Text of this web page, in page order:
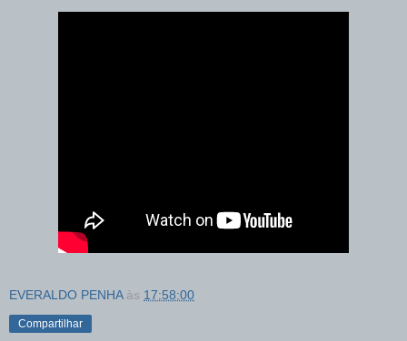
EVERALDO PENHA às 17:58:00
Compartilhar